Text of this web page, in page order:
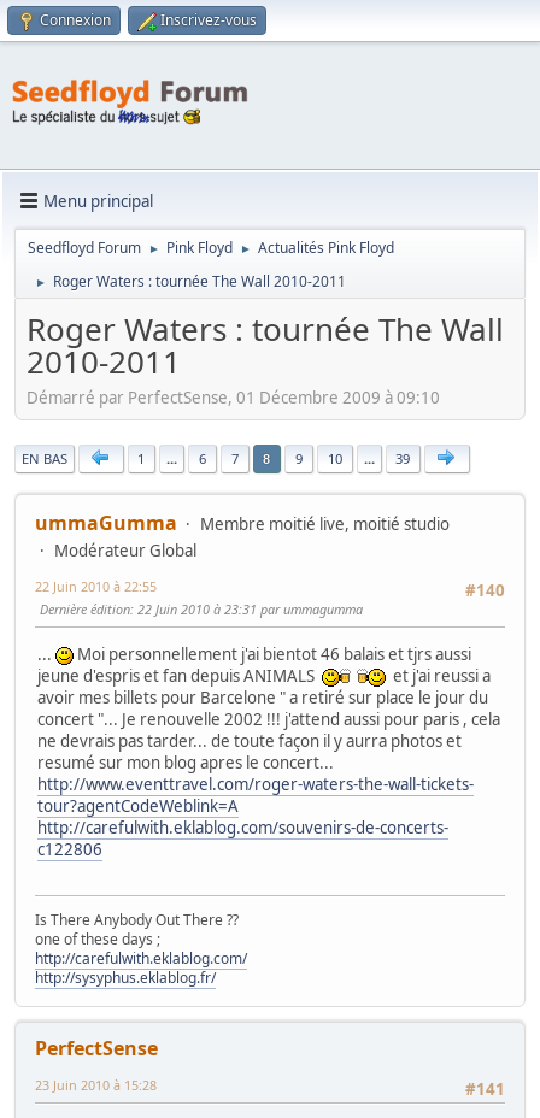
Connexion Inscrivez-vous
Menu principal
Seedfloyd Forum ► Pink Floyd ► Actualités Pink Floyd
► Roger Waters : tournée The Wall 2010-2011
Roger Waters : tournée The Wall
2010-2011
Démarré par PerfectSense, 01 Décembre 2009 à 09:10
|
EN BAS 1 ... 6 7 8 9 10 ... 39
ummaGumma
Membre moitié live, moitié studio
Modérateur Global
#140
22 Juin 2010 à 22:55
Dernière édition: 22 Juin 2010 à 23:31 par ummagumma
...
Moi personnellement j'ai bientot 46 balais et tjrs aussi
jeune d'espris et fan depuis ANIMALS
et j'ai reussi a
avoir mes billets pour Barcelone " a retiré sur place le jour du
concert "... Je renouvelle 2002 !!! j'attend aussi pour paris , cela
ne devrais pas tarder... de toute façon il y aurra photos et
resumé sur mon blog apres le concert...
http://www.eventtravel.com/roger-waters-the-wall-tickets-
tour?agentCodeWeblink=A
http://carefulwith.eklablog.com/souvenirs-de-concerts-
c122806
Is There Anybody Out There ??
one of these days ;
http://carefulwith.eklablog.com/
http://sysyphus.eklablog.fr/
PerfectSense
#141
23 Juin 2010 à 15:28